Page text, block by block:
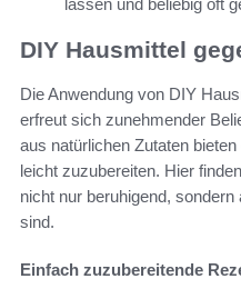
lassen und beliebig oft
DIY Hausmittel
Die Anwendung von DIY
erfreut sich zunehmender
aus natürlichen Zutaten
leicht zuzubereiten. Hier
nicht nur beruhigend,
sind.
Einfach zuzubereitende